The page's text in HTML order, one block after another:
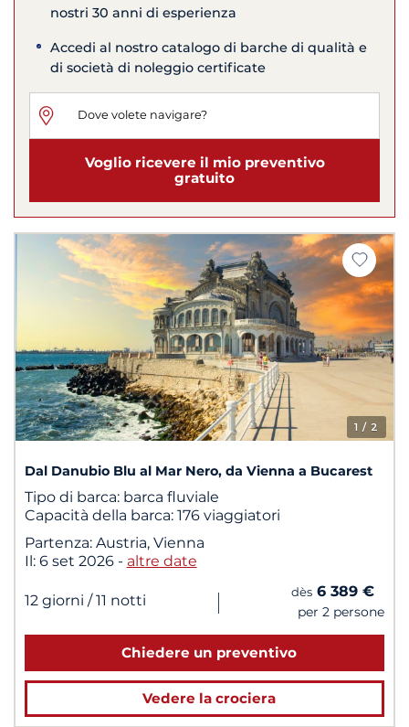
nostri 30 anni di esperienza
Accedi al nostro catalogo di barche di qualità e
di società di noleggio certificate
Voglio ricevere il mio preventivo
gratuito
1 / 2
Dal Danubio Blu al Mar Nero, da Vienna a Bucarest
Tipo di barca: barca fluviale
Capacità della barca: 176 viaggiatori
Partenza: Austria, Vienna
Il: 6 set 2026 - altre date
12 giorni / 11 notti | dès 6 389 €
per 2 persone
Chiedere un preventivo
Vedere la crociera